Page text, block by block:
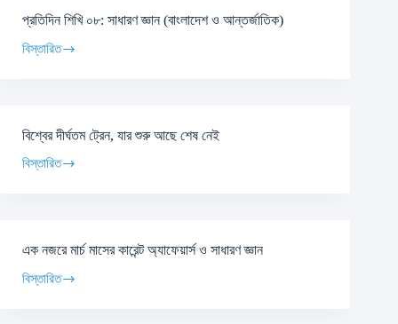
প্রতিদিন শিখি ০৮: সাধারণ জ্ঞান (বাংলাদেশ ও আন্তর্জাতিক)
বিস্তারিত
বিশ্বের দীর্ঘতম ট্রেন, যার শুরু আছে শেষ নেই
বিস্তারিত
এক নজরে মার্চ মাসের কারেন্ট অ্যাফেয়ার্স ও সাধারণ জ্ঞান
বিস্তারিত